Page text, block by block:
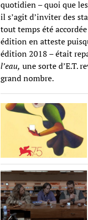
quotidien – quoi que
il s’agit d’inviter des
tout temps été
édition en atteste
édition 2018 – était
l’eau, une sorte d’E.T.
grand nombre.